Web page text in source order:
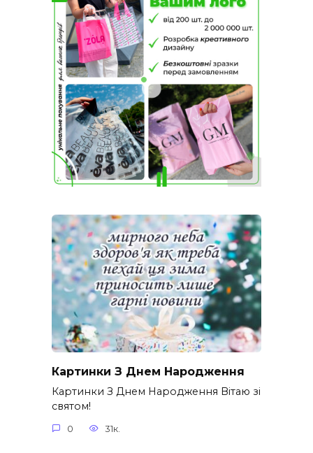
Картинки З Днем Народження
Картинки З Днем Народження Вітаю зі
святом!
0 31к.